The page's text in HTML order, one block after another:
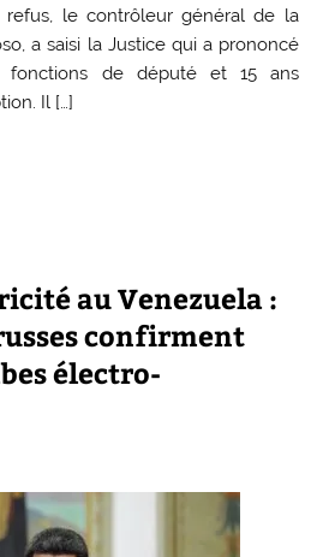
refus, le contrôleur général de la
a saisi la Justice qui a prononcé
fonctions de député et 15 ans
Il […]
au Venezuela :
confirment
électro-